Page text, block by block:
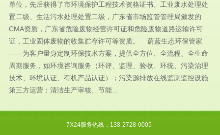
单位，先后获得了市环境保护工程技术资格证书、工业废水处理处
置二级、生活污水处理处置二级，广东省市场监管管理局颁发的
CMA资质，广东省危险废物经营许可证和危险废物道路运输许可
证，工业固体废物的收集贮存许可等资质。 蔚蓝生态环保管家
——为客户量身定制环保技术方案，提供全方位、全流程、全生命
周期服务，如环境咨询服务（环评、监理、验收、环统、污染治理
技术、环境认证、有机产品认证）；污染源排放在线监测监控设施
第三方运营；清洁生产审核、节能...
7X24服务热线：138-2728-0005